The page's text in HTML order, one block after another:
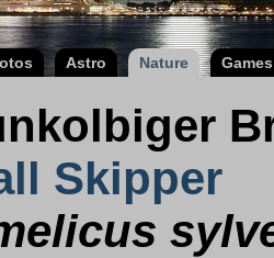
Astro Nature Games
Skipper